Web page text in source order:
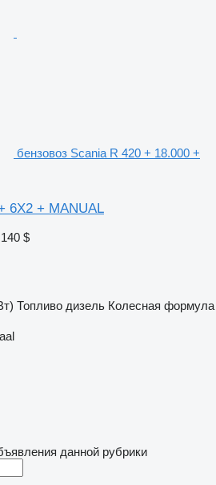
бензовоз Scania R 420 + 18.000 +
6X2 + MANUAL
$
Топливо дизель Колесная формула
данной рубрики